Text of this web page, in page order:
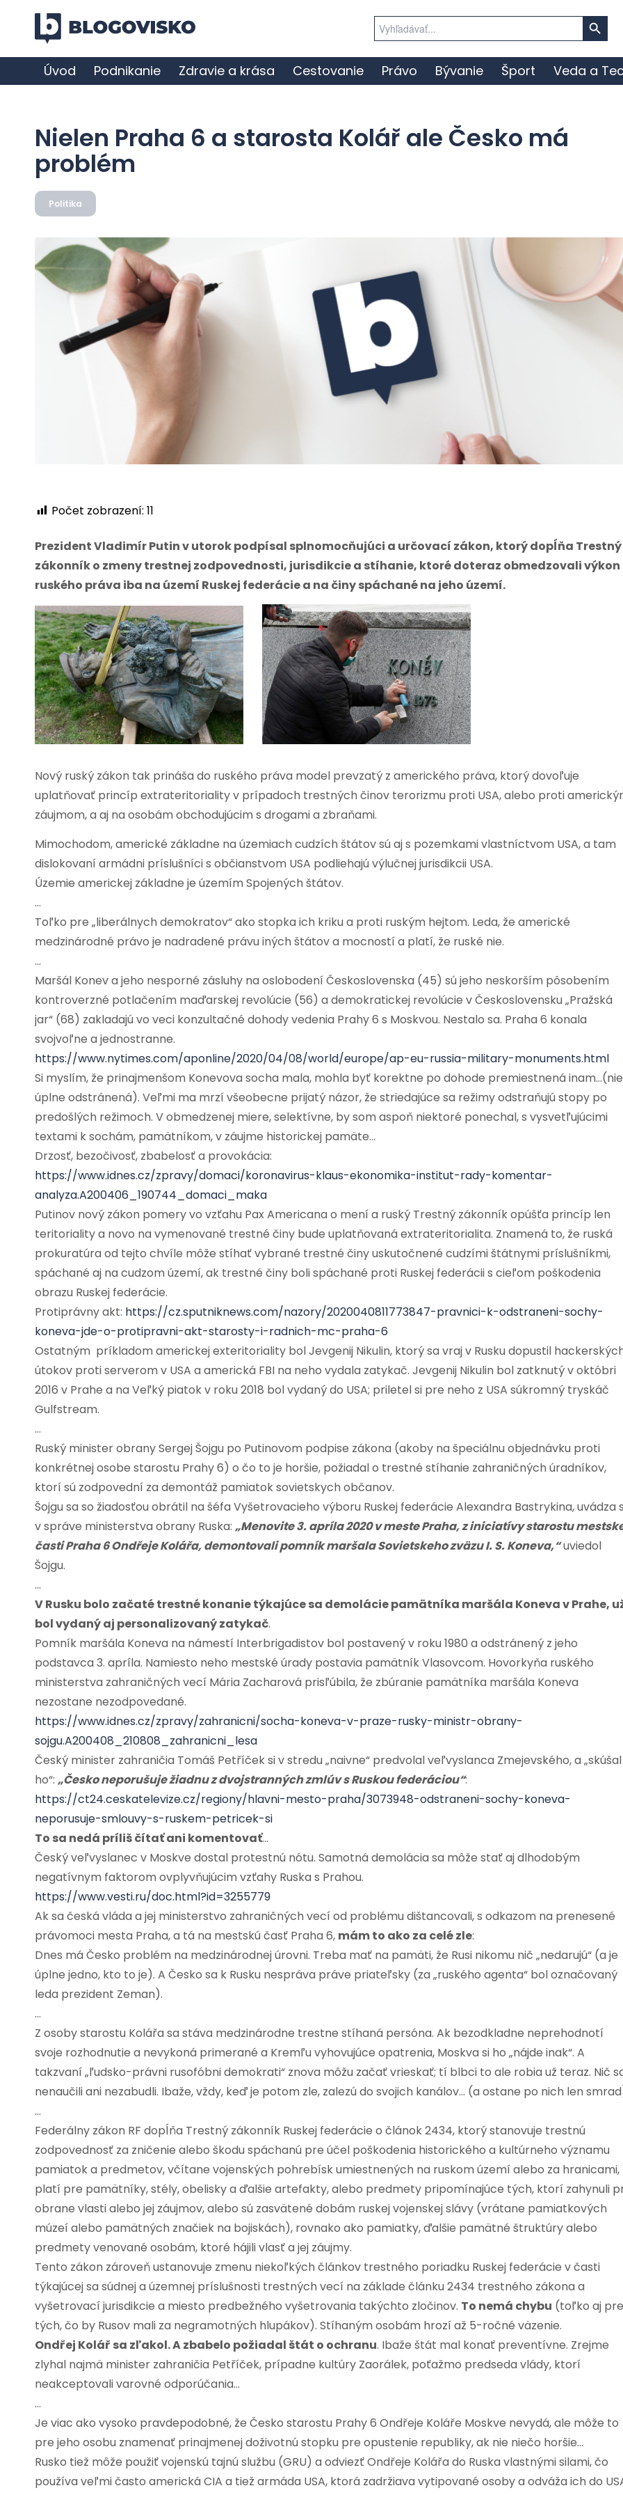
for:
Search Button
Úvod Podnikanie Zdravie a krása Cestovanie Právo Bývanie Šport Veda a
Nielen Praha 6 a starosta Kolář ale Česko má
problém
Politika
Počet zobrazení: 11
Prezident Vladimír Putin v utorok podpísal splnomocňujúci a určovací zákon, ktorý dopĺňa Trestný
zákonník o zmeny trestnej zodpovednosti, jurisdikcie a stíhanie, ktoré doteraz obmedzovali výkon
ruského práva iba na území Ruskej federácie a na činy spáchané na jeho území.
Nový ruský zákon tak prináša do ruského práva model prevzatý z amerického práva, ktorý dovoľuje
uplatňovať princíp extrateritoriality v prípadoch trestných činov terorizmu proti USA, alebo proti
záujmom, a aj na osobám obchodujúcim s drogami a zbraňami.
Mimochodom, americké základne na územiach cudzích štátov sú aj s pozemkami vlastníctvom USA, a tam
dislokovaní armádni príslušníci s občianstvom USA podliehajú výlučnej jurisdikcii USA.
Územie americkej základne je územím Spojených štátov.
…
Toľko pre „liberálnych demokratov“ ako stopka ich kriku a proti ruským hejtom. Leda, že americké
medzinárodné právo je nadradené právu iných štátov a mocností a platí, že ruské nie.
…
Maršál Konev a jeho nesporné zásluhy na oslobodení Československa (45) sú jeho neskorším pôsobením
kontroverzné potlačením maďarskej revolúcie (56) a demokratickej revolúcie v Československu „Pražská
jar“ (68) zakladajú vo veci konzultačné dohody vedenia Prahy 6 s Moskvou. Nestalo sa. Praha 6 konala
svojvoľne a jednostranne.
https://www.nytimes.com/aponline/2020/04/08/world/europe/ap-eu-russia-military-monuments.html
Si myslím, že prinajmenšom Konevova socha mala, mohla byť korektne po dohode premiestnená inam…(nie
úplne odstránená). Veľmi ma mrzí všeobecne prijatý názor, že striedajúce sa režimy odstraňujú stopy po
predošlých režimoch. V obmedzenej miere, selektívne, by som aspoň niektoré ponechal, s vysvetľujúcimi
textami k sochám, pamätníkom, v záujme historickej pamäte…
Drzosť, bezočivosť, zbabelosť a provokácia:
https://www.idnes.cz/zpravy/domaci/koronavirus-klaus-ekonomika-institut-rady-komentar-
analyza.A200406_190744_domaci_maka
Putinov nový zákon pomery vo vzťahu Pax Americana o mení a ruský Trestný zákonník opúšťa princíp len
teritoriality a novo na vymenované trestné činy bude uplatňovaná extrateritorialita. Znamená to, že ruská
prokuratúra od tejto chvíle môže stíhať vybrané trestné činy uskutočnené cudzími štátnymi príslušníkmi,
spáchané aj na cudzom území, ak trestné činy boli spáchané proti Ruskej federácii s cieľom poškodenia
obrazu Ruskej federácie.
Protiprávny akt: https://cz.sputniknews.com/nazory/2020040811773847-pravnici-k-odstraneni-sochy-
koneva-jde-o-protipravni-akt-starosty-i-radnich-mc-praha-6
Ostatným príkladom americkej exteritoriality bol Jevgenij Nikulin, ktorý sa vraj v Rusku dopustil
útokov proti serverom v USA a americká FBI na neho vydala zatykač. Jevgenij Nikulin bol zatknutý v októbri
2016 v Prahe a na Veľký piatok v roku 2018 bol vydaný do USA; priletel si pre neho z USA súkromný tryskáč
Gulfstream.
…
Ruský minister obrany Sergej Šojgu po Putinovom podpise zákona (akoby na špeciálnu objednávku proti
konkrétnej osobe starostu Prahy 6) o čo to je horšie, požiadal o trestné stíhanie zahraničných úradníkov,
ktorí sú zodpovední za demontáž pamiatok sovietskych občanov.
Šojgu sa so žiadosťou obrátil na šéfa Vyšetrovacieho výboru Ruskej federácie Alexandra Bastrykina, uvádza
v správe ministerstva obrany Ruska: „Menovite 3. apríla 2020 v meste Praha, z iniciatívy starostu
časti Praha 6 Ondřeje Kolářa, demontovali pomník maršala Sovietskeho zväzu I. S. Koneva,“uviedol
Šojgu.
…
V Rusku bolo začaté trestné konanie týkajúce sa demolácie pamätníka maršála Koneva v Prahe,
bol vydaný aj personalizovaný zatykač.
Pomník maršála Koneva na námestí Interbrigadistov bol postavený v roku 1980 a odstránený z jeho
podstavca 3. apríla. Namiesto neho mestské úrady postavia pamätník Vlasovcom. Hovorkyňa ruského
ministerstva zahraničných vecí Mária Zacharová prisľúbila, že zbúranie pamätníka maršála Koneva
nezostane nezodpovedané.
https://www.idnes.cz/zpravy/zahranicni/socha-koneva-v-praze-rusky-ministr-obrany-
sojgu.A200408_210808_zahranicni_lesa
Český minister zahraničia Tomáš Petříček si v stredu „naivne“ predvolal veľvyslanca Zmejevského, a „skúšal
ho“: „Česko neporušuje žiadnu z dvojstranných zmlúv s Ruskou federáciou“:
https://ct24.ceskatelevize.cz/regiony/hlavni-mesto-praha/3073948-odstraneni-sochy-koneva-
neporusuje-smlouvy-s-ruskem-petricek-si
To sa nedá príliš čítať ani komentovať…
Český veľvyslanec v Moskve dostal protestnú nótu. Samotná demolácia sa môže stať aj dlhodobým
negatívnym faktorom ovplyvňujúcim vzťahy Ruska s Prahou.
https://www.vesti.ru/doc.html?id=3255779
Ak sa česká vláda a jej ministerstvo zahraničných vecí od problému dištancovali, s odkazom na prenesené
právomoci mesta Praha, a tá na mestskú časť Praha 6, mám to ako za celé zle:
Dnes má Česko problém na medzinárodnej úrovni. Treba mať na pamäti, že Rusi nikomu nič „nedarujú“ (a je
úplne jedno, kto to je). A Česko sa k Rusku nespráva práve priateľsky (za „ruského agenta“ bol označovaný
leda prezident Zeman).
…
Z osoby starostu Kolářa sa stáva medzinárodne trestne stíhaná persóna. Ak bezodkladne neprehodnotí
svoje rozhodnutie a nevykoná primerané a Kremľu vyhovujúce opatrenia, Moskva si ho „nájde inak“. A
takzvaní „ľudsko-právni rusofóbni demokrati“ znova môžu začať vrieskať; tí blbci to ale robia už teraz. Nič
nenaučili ani nezabudli. Ibaže, vždy, keď je potom zle, zalezú do svojich kanálov… (a ostane po nich len
…
Federálny zákon RF dopĺňa Trestný zákonník Ruskej federácie o článok 2434, ktorý stanovuje trestnú
zodpovednosť za zničenie alebo škodu spáchanú pre účel poškodenia historického a kultúrneho významu
pamiatok a predmetov, včítane vojenských pohrebísk umiestnených na ruskom území alebo za hranicami,
platí pre pamätníky, stély, obelisky a ďalšie artefakty, alebo predmety pripomínajúce tých, ktorí zahynuli
obrane vlasti alebo jej záujmov, alebo sú zasvätené dobám ruskej vojenskej slávy (vrátane pamiatkových
múzeí alebo pamätných značiek na bojiskách), rovnako ako pamiatky, ďalšie pamätné štruktúry alebo
predmety venované osobám, ktoré hájili vlasť a jej záujmy.
Tento zákon zároveň ustanovuje zmenu niekoľkých článkov trestného poriadku Ruskej federácie v časti
týkajúcej sa súdnej a územnej príslušnosti trestných vecí na základe článku 2434 trestného zákona a
vyšetrovací jurisdikcie a miesto predbežného vyšetrovania takýchto zločinov. To nemá chybu (toľko aj pre
tých, čo by Rusov mali za negramotných hlupákov). Stíhaným osobám hrozí až 5-ročné väzenie.
Ondřej Kolář sa zľakol. A zbabelo požiadal štát o ochranu. Ibaže štát mal konať preventívne. Zrejme
zlyhal najmä minister zahraničia Petříček, prípadne kultúry Zaorálek, poťažmo predseda vlády, ktorí
neakceptovali varovné odporúčania…
…
Je viac ako vysoko pravdepodobné, že Česko starostu Prahy 6 Ondřeje Koláře Moskve nevydá, ale môže to
pre jeho osobu znamenať prinajmenej doživotnú stopku pre opustenie republiky, ak nie niečo horšie…
Rusko tiež môže použiť vojenskú tajnú službu (GRU) a odviezť Ondřeje Kolářa do Ruska vlastnými silami, čo
používa veľmi často americká CIA a tiež armáda USA, ktorá zadržiava vytipované osoby a odváža ich do